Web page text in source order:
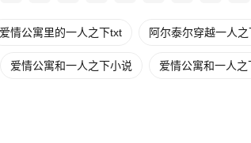
爱情公寓里的一人之下txt 阿尔泰尔穿越一人之
爱情公寓和一人之下小说 爱情公寓和一人之